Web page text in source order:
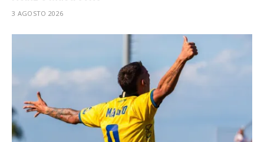
3 AGOSTO 2026